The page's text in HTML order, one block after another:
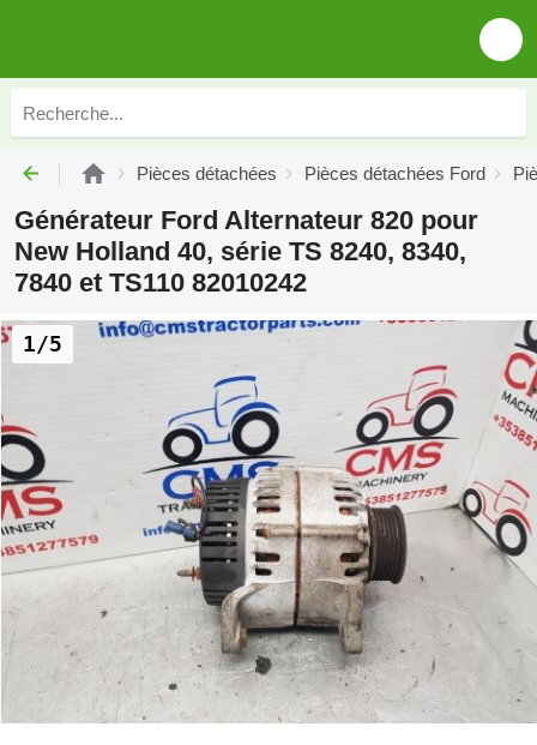
Pièces détachées Pièces détachées Ford
Générateur Ford Alternateur 820 pour
New Holland 40, série TS 8240, 8340,
7840 et TS110 82010242
1/5